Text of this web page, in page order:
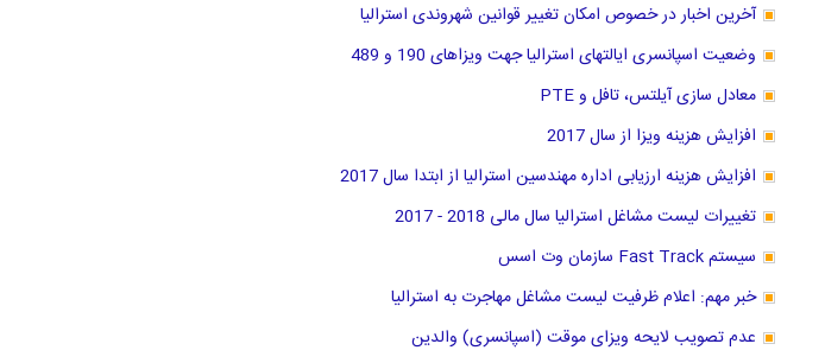
آخرین اخبار در خصوص امکان تغییر قوانین شهروندی استرالیا
وضعیت اسپانسری ایالتهای استرالیا جهت ویزاهای 190 و 489
معادل سازی آیلتس، تافل و PTE
افزایش هزینه ویزا از سال 2017
افزایش هزینه ارزیابی اداره مهندسین استرالیا از ابتدا سال 2017
تغییرات لیست مشاغل استرالیا سال مالی 2018 - 2017
سیستم Fast Track سازمان وت اسس
خبر مهم: اعلام ظرفیت لیست مشاغل مهاجرت به استرالیا
عدم تصویب لایحه ویزای موقت (اسپانسری) والدین